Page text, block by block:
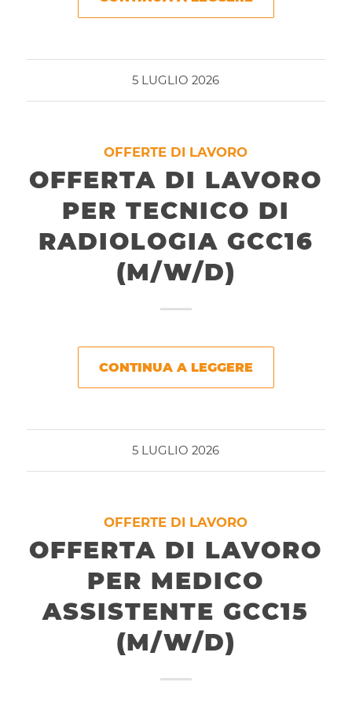
5 LUGLIO 2026
OFFERTE DI LAVORO
OFFERTA DI LAVORO
PER TECNICO DI
RADIOLOGIA GCC16
(M/W/D)
CONTINUA A LEGGERE
5 LUGLIO 2026
OFFERTE DI LAVORO
OFFERTA DI LAVORO
PER MEDICO
ASSISTENTE GCC15
(M/W/D)